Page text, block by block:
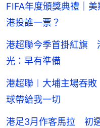
FIFA年度頒獎典禮｜
港投誰一票？
港超聯今季首掛紅旗
光：早有準備
港超聯︱大埔主場吞
球帶給我一切
港足3月作客馬拉 初